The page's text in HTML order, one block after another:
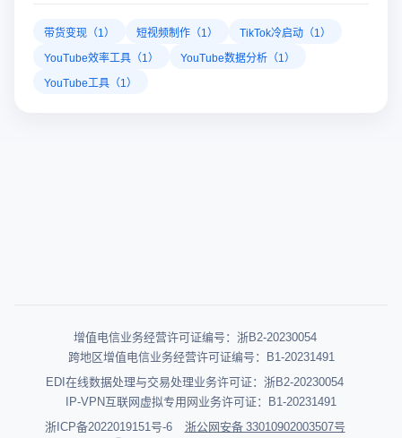
带货变现（1） 短视频制作（1）
TikTok冷启动（1）
YouTube效率工具（1）
YouTube数据分析（1）
YouTube工具（1）
增值电信业务经营许可证编号：浙B2-20230054
跨地区增值电信业务经营许可证编号：B1-20231491
EDI在线数据处理与交易处理业务许可证：浙B2-20230054
IP-VPN互联网虚拟专用网业务许可证：B1-20231491
浙ICP备2022019151号-6
浙公网安备 33010902003507号